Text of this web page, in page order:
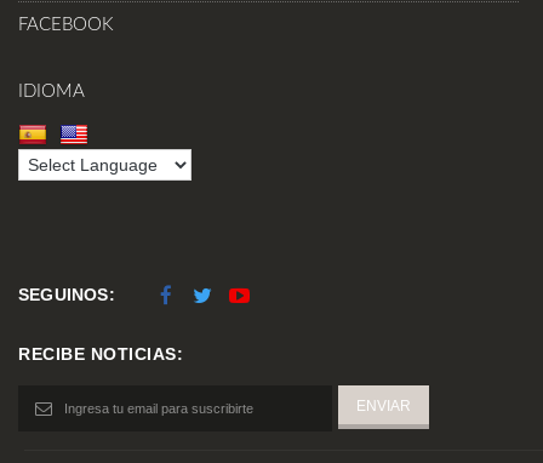
FACEBOOK
IDIOMA
SEGUINOS:
RECIBE NOTICIAS: